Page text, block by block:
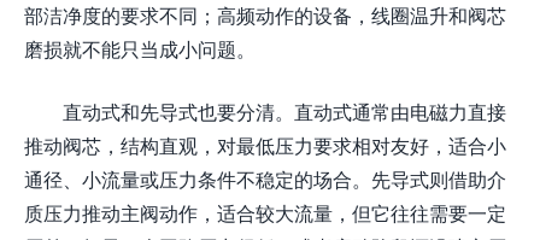
部洁净度的要求不同；高频动作的设备，线圈温升和阀芯
磨损就不能只当成小问题。
直动式和先导式也要分清。直动式通常由电磁力直接
推动阀芯，结构直观，对最低压力要求相对友好，适合小
通径、小流量或压力条件不稳定的场合。先导式则借助介
质压力推动主阀动作，适合较大流量，但它往往需要一定